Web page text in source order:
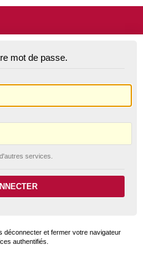
mot de passe.
services.
déconnecter et fermer votre navigateur
authentifiés.